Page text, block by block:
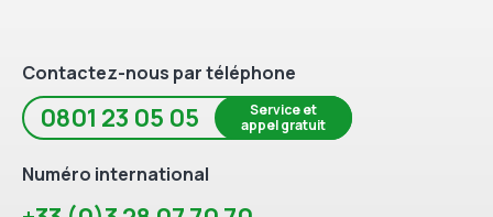
Contactez-nous par téléphone
0801 23 05 05
Service et
appel gratuit
Numéro international